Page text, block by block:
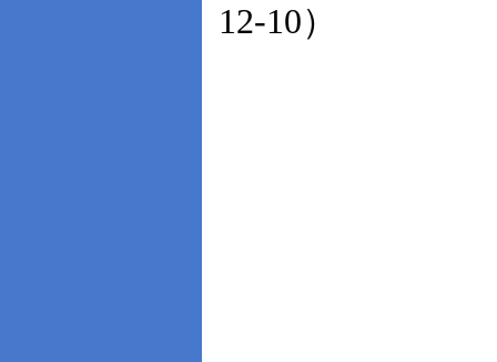
12-10）